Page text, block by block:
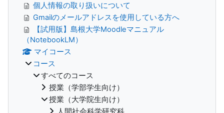
個人情報の取り扱いについて
Gmailのメールアドレスを使用している方へ
【試用版】島根大学Moodleマニュアル
（NotebookLM）
マイコース
コース
すべてのコース
授業（学部学生向け）
授業（大学院生向け）